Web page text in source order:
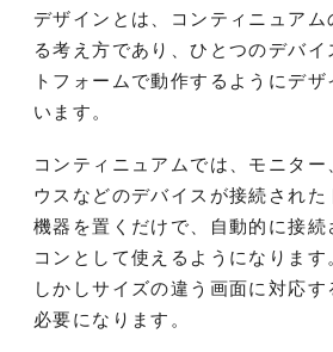
デザインとは、コンティニュアム
る考え方であり、ひとつのデバイ
トフォームで動作するようにデ
います。
コンティニュアムでは、モニター
ウスなどのデバイスが接続され
機器を置くだけで、自動的に接続
コンとして使えるようになります
しかしサイズの違う画面に対応
必要になります。